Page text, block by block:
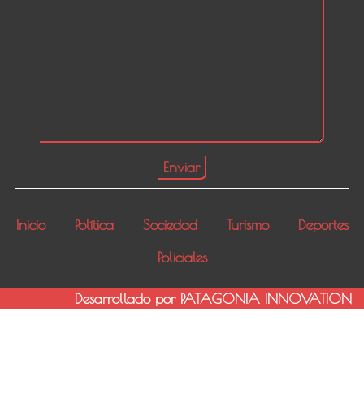
Inicio Política Sociedad Turismo
Deportes
Policiales
Desarrollado por PATAGONIA INNOVATION